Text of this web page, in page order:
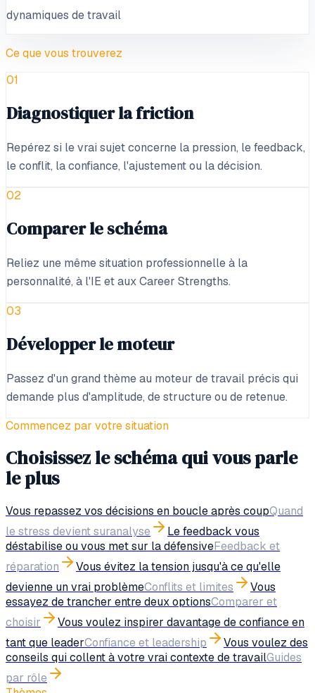
dynamiques de travail
Ce que vous trouverez
01
Diagnostiquer la friction
Repérez si le vrai sujet concerne la pression, le feedback,
le conflit, la confiance, l'ajustement ou la décision.
02
Comparer le schéma
Reliez une même situation professionnelle à la
personnalité, à l'IE et aux Career Strengths.
03
Développer le moteur
Passez d'un grand thème au moteur de travail précis qui
demande plus d'amplitude, de structure ou de retenue.
Commencez par votre situation
Choisissez le schéma qui vous parle
le plus
Vous repassez vos décisions en boucle après coupQuand
le stress devient suranalyse
Le feedback vous
déstabilise ou vous met sur la défensiveFeedback et
réparation
Vous évitez la tension jusqu'à ce qu'elle
devienne un vrai problèmeConflits et limites
Vous
essayez de trancher entre deux optionsComparer et
choisir
Vous voulez inspirer davantage de confiance en
tant que leaderConfiance et leadership
Vous voulez des
conseils qui collent à votre vrai contexte de travailGuides
par rôle